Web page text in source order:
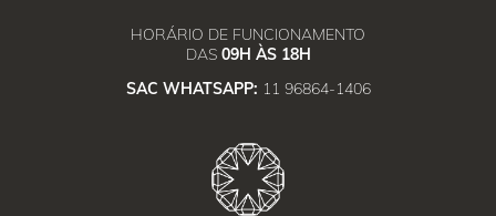
HORÁRIO DE FUNCIONAMENTO
DAS 09H ÀS 18H
SAC WHATSAPP: 11 96864-1406